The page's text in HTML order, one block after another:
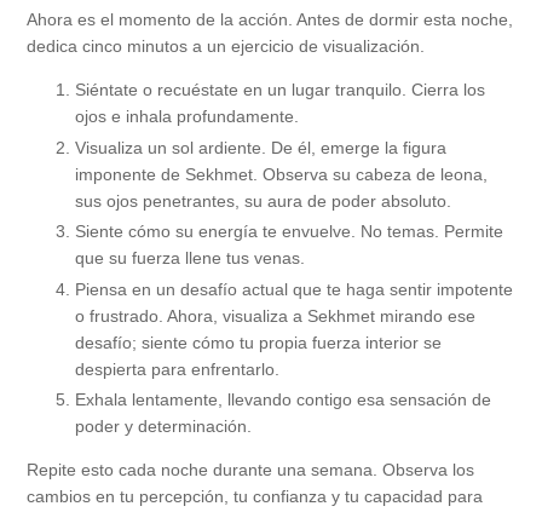
Ahora es el momento de la acción. Antes de dormir esta noche,
dedica cinco minutos a un ejercicio de visualización.
Siéntate o recuéstate en un lugar tranquilo. Cierra los
ojos e inhala profundamente.
Visualiza un sol ardiente. De él, emerge la figura
imponente de Sekhmet. Observa su cabeza de leona,
sus ojos penetrantes, su aura de poder absoluto.
Siente cómo su energía te envuelve. No temas. Permite
que su fuerza llene tus venas.
Piensa en un desafío actual que te haga sentir impotente
o frustrado. Ahora, visualiza a Sekhmet mirando ese
desafío; siente cómo tu propia fuerza interior se
despierta para enfrentarlo.
Exhala lentamente, llevando contigo esa sensación de
poder y determinación.
Repite esto cada noche durante una semana. Observa los
cambios en tu percepción, tu confianza y tu capacidad para